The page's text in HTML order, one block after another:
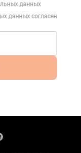
данных
данных согласен